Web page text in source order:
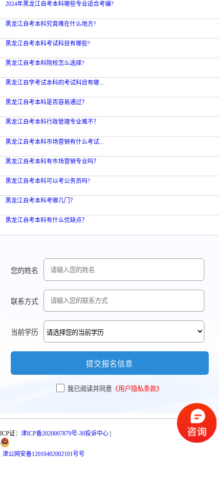
2024年黑龙江自考本科哪些专业适合考编?
黑龙江自考本科究竟难在什么地方?
黑龙江自考本科考试科目有哪些?
黑龙江自考本科院校怎么选择?
黑龙江自学考试本科的考试科目有哪...
黑龙江自考本科是否容易通过？
黑龙江自考本科行政管理专业难不？
黑龙江自考本科市场营销有什么考试...
黑龙江自考本科有市场营销专业吗？
黑龙江自考本科可以考公务员吗?
黑龙江自考本科考哪几门？
黑龙江自考本科有什么优缺点？
您的姓名
联系方式
当前学历
提交报名信息
我已阅读并同意 《用户隐私条款》
ICP证： 津ICP备2020007879号-30投诉中心 |
津公网安备12010402002101号号